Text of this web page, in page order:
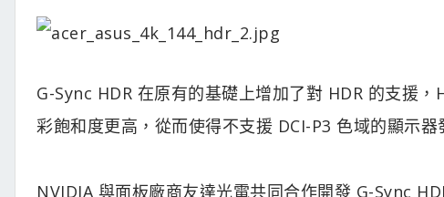
G-Sync HDR 在原有的基礎上增加了對 HDR 的支援
彩飽和度更高，從而使得不支援 DCI-P3 色域的顯示器
NVIDIA 與面板廠商友達光電共同合作開發 G-Sync